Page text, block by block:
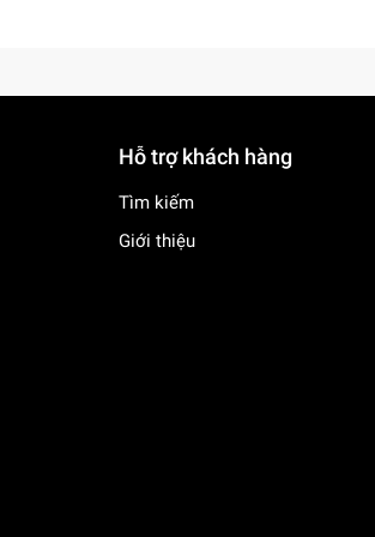
Hỗ trợ khách hàng
Tìm kiếm
Giới thiệu